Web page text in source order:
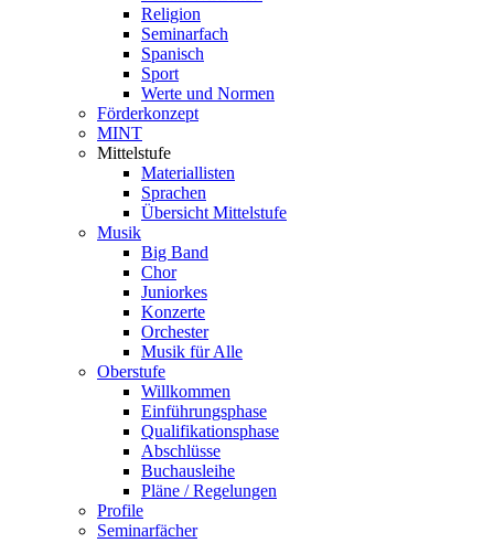
Religion
Seminarfach
Spanisch
Sport
Werte und Normen
Förderkonzept
MINT
Mittelstufe
Materiallisten
Sprachen
Übersicht Mittelstufe
Musik
Big Band
Chor
Juniorkes
Konzerte
Orchester
Musik für Alle
Oberstufe
Willkommen
Einführungsphase
Qualifikationsphase
Abschlüsse
Buchausleihe
Pläne / Regelungen
Profile
Seminarfächer